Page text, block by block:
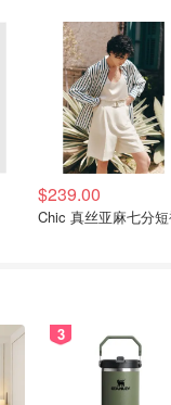
$239.00
Chic 真丝亚麻七分
3